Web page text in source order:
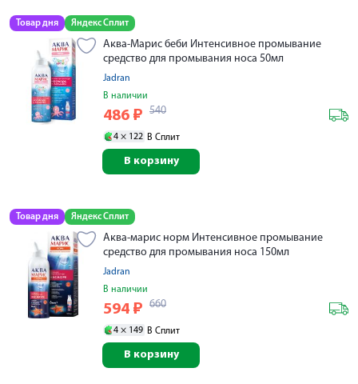
Товар дня Яндекс Сплит
Аква-Марис беби Интенсивное промывание
средство для промывания носа 50мл
Jadran
В наличии
486 ₽ 540
4 × 122 В Сплит
В корзину
Товар дня Яндекс Сплит
Аква-марис норм Интенсивное промывание
средство для промывания носа 150мл
Jadran
В наличии
594 ₽ 660
4 × 149 В Сплит
В корзину